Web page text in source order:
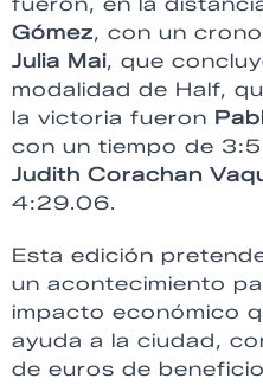
Gómez, con un
Julia Mai, que
modalidad de Half,
la victoria fueron
con un tiempo de
Judith Corachan
4:29.06.
Esta edición
un acontecimiento
impacto económico
ayuda a la ciudad,
de euros de